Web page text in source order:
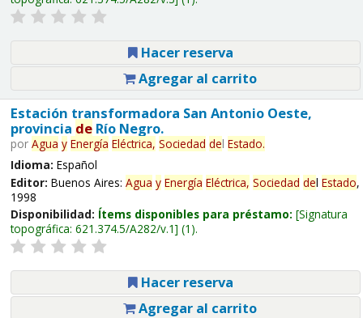
Hacer reserva
Agregar al carrito
Estación transformadora San Antonio Oeste,
provincia deRío Negro.
por Agua y Energía Eléctrica, Sociedad del Estado.
Idioma: Español
Editor: Buenos Aires: Agua y Energía Eléctrica, Sociedad del Estado,
1998
Disponibilidad: Ítems disponibles para préstamo: Signatura
topográfica: 621.374.5/A282/v.1 (1).
Hacer reserva
Agregar al carrito